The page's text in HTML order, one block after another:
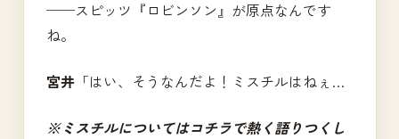
──スピッツ『ロビンソン』が原点なんです
ね。
宮井 「はい、そうなんだよ！ミスチルはねぇ…
※ミスチルについてはコチラで熱く語りつくし